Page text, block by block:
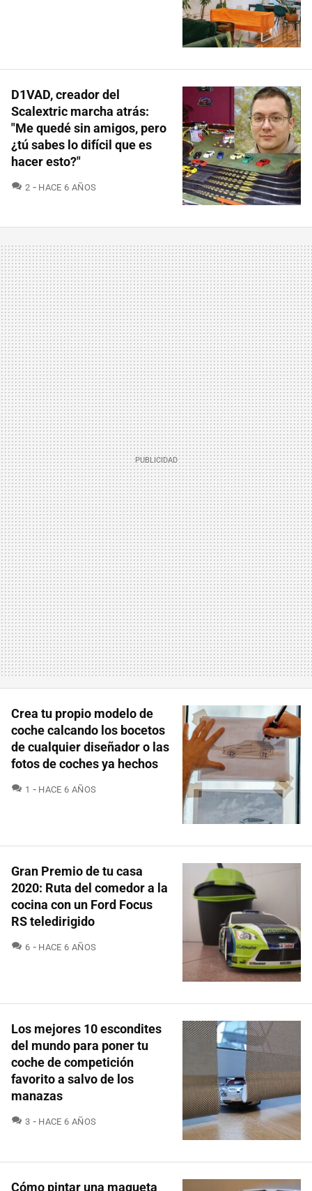
D1VAD, creador del
Scalextric marcha atrás:
"Me quedé sin amigos, pero
¿tú sabes lo difícil que es
hacer esto?"
2 COMENTARIOS
HACE 6 AÑOS
Crea tu propio modelo de
coche calcando los bocetos
de cualquier diseñador o las
fotos de coches ya hechos
1 COMENTARIOS
HACE 6 AÑOS
Gran Premio de tu casa
2020: Ruta del comedor a la
cocina con un Ford Focus
RS teledirigido
6 COMENTARIOS
HACE 6 AÑOS
Los mejores 10 escondites
del mundo para poner tu
coche de competición
favorito a salvo de los
manazas
3 COMENTARIOS
HACE 6 AÑOS
Cómo pintar una maqueta